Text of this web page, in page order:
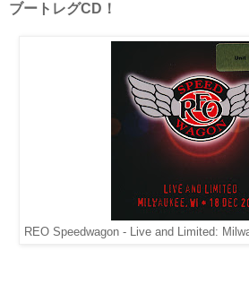
ブートレグCD！
REO Speedwagon - Live and Limited: